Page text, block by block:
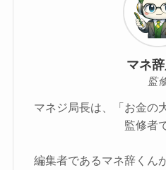
マネ
監
マネジ局長は、「お金の
監修者
編集者であるマネ辞くん